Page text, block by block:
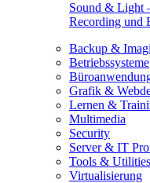
Sound & Light
Recording und
Backup &
Betriebssysteme
Grafik &
Lernen &
Multimedia
Security
Server & IT
Tools & Utilities
Virtualisierung